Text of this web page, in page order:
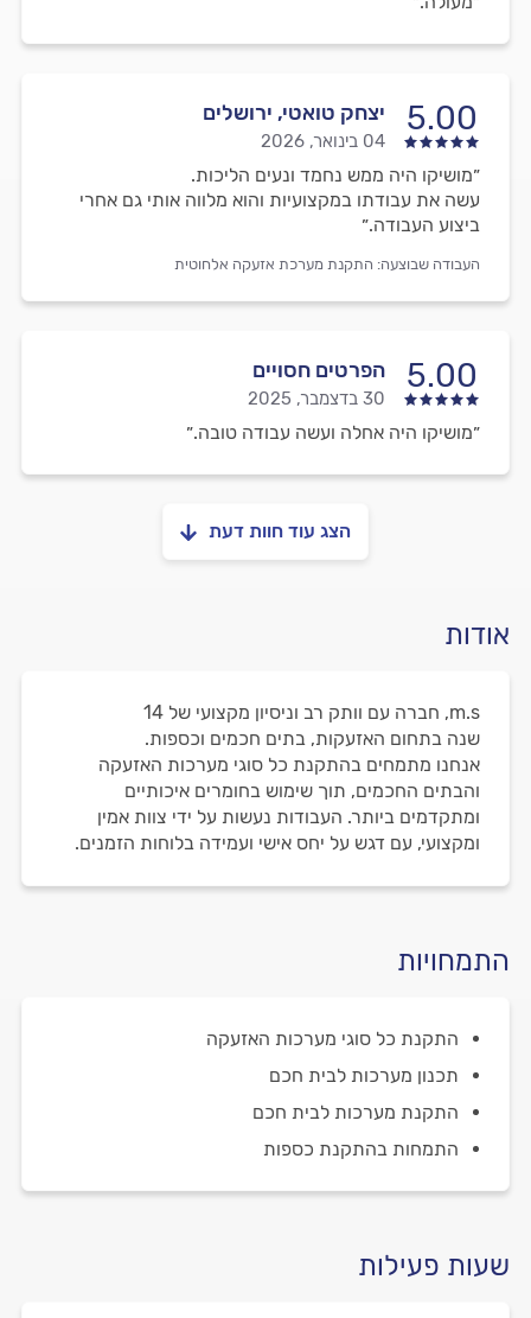
5.00 יצחק טואטי, ירושלים
04 בינואר, 2026
״מושיקו היה ממש נחמד ונעים הליכות.
עשה את עבודתו במקצועיות והוא מלווה אותי גם אחרי
ביצוע העבודה.״
העבודה שבוצעה: התקנת מערכת אזעקה אלחוטית
5.00 הפרטים חסויים
30 בדצמבר, 2025
״מושיקו היה אחלה ועשה עבודה טובה.״
הצג עוד חוות דעת
אודות
m.s, חברה עם וותק רב וניסיון מקצועי של 14
שנה בתחום האזעקות, בתים חכמים וכספות.
אנחנו מתמחים בהתקנת כל סוגי מערכות האזעקה
והבתים החכמים, תוך שימוש בחומרים איכותיים
ומתקדמים ביותר. העבודות נעשות על ידי צוות אמין
ומקצועי, עם דגש על יחס אישי ועמידה בלוחות הזמנים.
התמחויות
התקנת כל סוגי מערכות האזעקה
תכנון מערכות לבית חכם
התקנת מערכות לבית חכם
התמחות בהתקנת כספות
שעות פעילות